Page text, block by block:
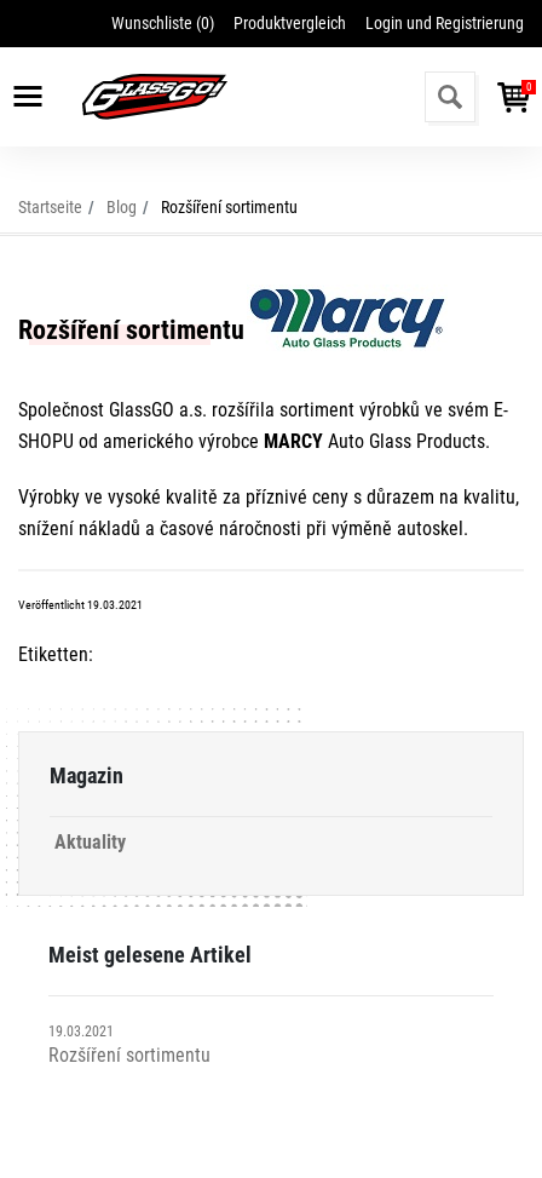
Wunschliste (0) Produktvergleich Login und Registrierung
0
Startseite Blog Rozšíření sortimentu
Magazin
Aktuality
Meist gelesene Artikel
19.03.2021
Rozšíření sortimentu
Rozšíření sortimentu
Společnost GlassGO a.s. rozšířila sortiment výrobků ve svém E-
SHOPU od amerického výrobce MARCY Auto Glass Products.
Výrobky ve vysoké kvalitě za příznivé ceny s důrazem na kvalitu,
snížení nákladů a časové náročnosti při výměně autoskel.
Veröffentlicht 19.03.2021
Etiketten: